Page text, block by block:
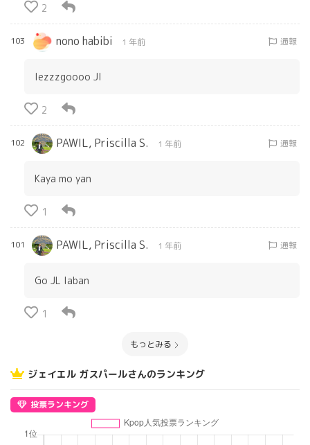
2
103 nono habibi 1 年前 通報
lezzzgoooo Jl
2
102 PAWIL, Priscilla S. 1 年前 通報
Kaya mo yan
1
101 PAWIL, Priscilla S. 1 年前 通報
Go JL laban
1
もっとみる
ジェイエル ガスパールさんのランキング
投票ランキング